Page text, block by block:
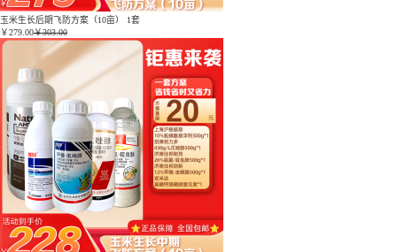
玉米生长后期飞防方案（10亩） 1套
￥279.00￥303.00